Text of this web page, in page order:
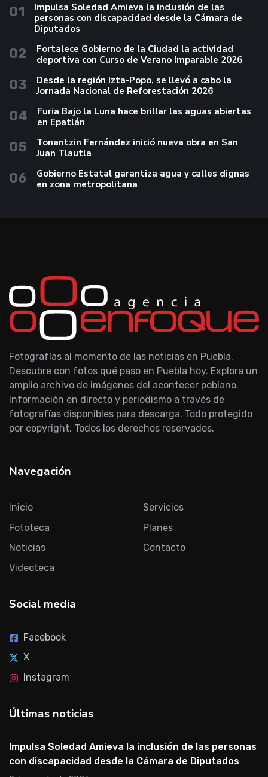
01
Impulsa Soledad Amieva la inclusión de las
personas con discapacidad desde la Cámara de
Diputados
02
Fortalece Gobierno de la Ciudad la actividad
deportiva con Curso de Verano Imparable 2026
03
Desde la región Izta-Popo, se llevó a cabo la
Jornada Nacional de Reforestación 2026
04
Furia Bajo la Luna hace brillar las aguas abiertas
en Epatlán
05
Tonantzin Fernández inició nueva obra en San
Juan Tlautla
06
Gobierno Estatal garantiza agua y calles dignas
en zona metropolitana
Fotografías al momento de las noticias en Puebla.
Descubre con fotos qué paso en Puebla hoy. Explora un
amplio archivo de imágenes del acontecer poblano.
Información en directo y periodismo a través de
fotografías disponibles para descarga. Todo protegido
por copyright. Todos los derechos reservados.
Navegación
Inicio
Fototeca
Noticias
Videoteca
Servicios
Planes
Contacto
Social media
Facebook
X
Instagram
Últimas noticias
Impulsa Soledad Amieva la inclusión de las personas
con discapacidad desde la Cámara de Diputados